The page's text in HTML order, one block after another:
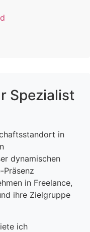
Spezialist
in
dynamischen
Präsenz
in Freelance,
ihre Zielgruppe
ich